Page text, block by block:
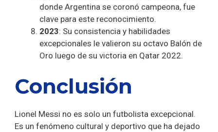
donde Argentina se coronó campeona, fue
clave para este reconocimiento.
2023: Su consistencia y habilidades
excepcionales le valieron su octavo Balón de
Oro luego de su victoria en Qatar 2022.
Conclusión
Lionel Messi no es solo un futbolista excepcional.
Es un fenómeno cultural y deportivo que ha dejado